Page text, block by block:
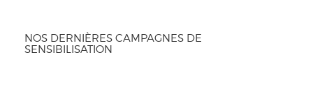
NOS DERNIÈRES CAMPAGNES DE
SENSIBILISATION